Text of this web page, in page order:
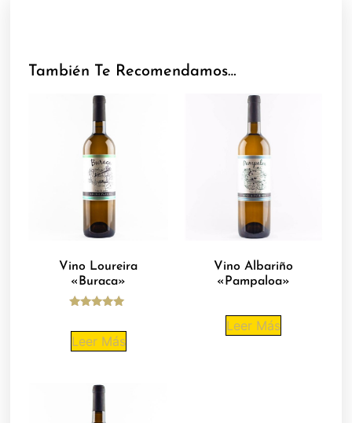
También Te Recomendamos…
Vino Loureira
«Buraca»
5.00
de 5
Leer Más
Vino Albariño
«Pampaloa»
Leer Más